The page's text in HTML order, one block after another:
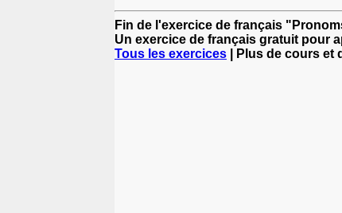
Fin de l'exercice de français
Un exercice de français gratuit pour
Tous les exercices | Plus de cours et